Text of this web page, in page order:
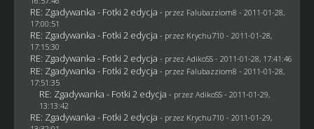
RE: Zgadywanka - Fotki 2 edycja - przez Falubazziom8 - 2011-01-28,
17:00:51
RE: Zgadywanka - Fotki 2 edycja - przez Krychu710 - 2011-01-28,
17:15:30
RE: Zgadywanka - Fotki 2 edycja - przez AdikoSS - 2011-01-28, 17:41:46
RE: Zgadywanka - Fotki 2 edycja - przez Falubazziom8 - 2011-01-28,
17:51:35
RE: Zgadywanka - Fotki 2 edycja - przez AdikoSS - 2011-01-29,
13:13:42
RE: Zgadywanka - Fotki 2 edycja - przez Krychu710 - 2011-01-29,